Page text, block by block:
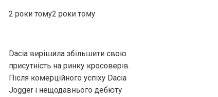
2 роки тому2 роки тому
Dacia вирішила збільшити свою
присутність на ринку кросоверів.
Після комерційного успіху Dacia
Jogger і нещодавнього дебюту